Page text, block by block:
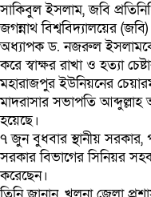
সাকিবুল ইসলাম, জবি
জগন্নাথ বিশ্ববিদ্যালয়ের
অধ্যাপক ড. নজরুল
করে স্বাক্ষর রাখা ও হত্যা
মহারাজপুর ইউনিয়নের
মাদরাসার সভাপতি
হয়েছে।
৭ জুন বুধবার স্থানীয় সরকার,
সরকার বিভাগের সিনিয়র
করেছেন।